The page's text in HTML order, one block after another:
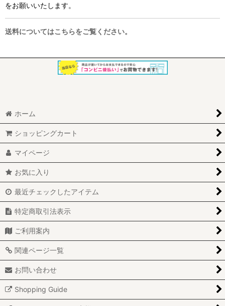
をお願いいたします。
送料についてはこちらをご覧ください。
ホーム
ショッピングカート
マイページ
お気に入り
最近チェックしたアイテム
特定商取引法表示
ご利用案内
関連ページ一覧
お問い合わせ
Shopping Guide